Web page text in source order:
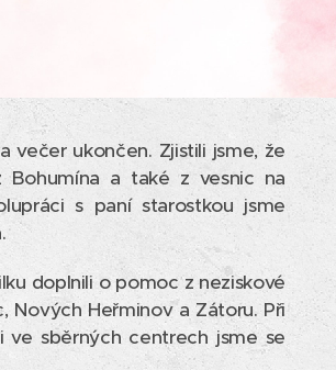
ukončen. Zjistili jsme, že
a také z vesnic na
s paní starostkou jsme
doplnili o pomoc z neziskové
Nových Heřminov a Zátoru. Při
sběrných centrech jsme se